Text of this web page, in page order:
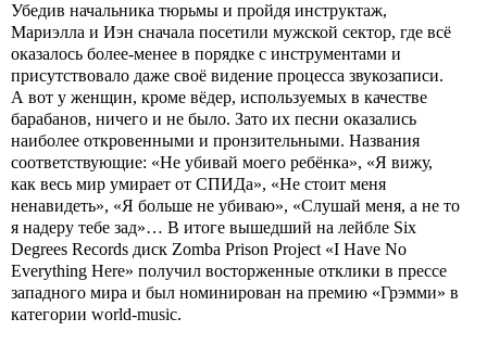
Убедив начальника тюрьмы и пройдя инструктаж,
Мариэлла и Иэн сначала посетили мужской сектор, где всё
оказалось более-менее в порядке с инструментами и
присутствовало даже своё видение процесса звукозаписи.
А вот у женщин, кроме вёдер, используемых в качестве
барабанов, ничего и не было. Зато их песни оказались
наиболее откровенными и пронзительными. Названия
соответствующие: «Не убивай моего ребёнка», «Я вижу,
как весь мир умирает от СПИДа», «Не стоит меня
ненавидеть», «Я больше не убиваю», «Слушай меня, а не то
я надеру тебе зад»… В итоге вышедший на лейбле Six
Degrees Records диск Zomba Prison Project «I Have No
Everything Here» получил восторженные отклики в прессе
западного мира и был номинирован на премию «Грэмми» в
категории world-music.